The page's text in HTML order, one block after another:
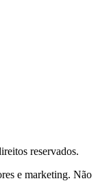
reservados.
e marketing. Não